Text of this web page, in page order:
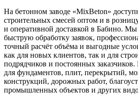
На бетонном заводе «MixBeton»
строительных смесей оптом и в
и оперативной доставкой в Бабино. Мы
быструю обработку заявок,
точный расчёт объёма и выгодные
как для новых клиентов, так и для
подрядчиков и постоянных
для фундаментов, плит, перекрытий,
конструкций, дорожных работ,
промышленных объектов и других